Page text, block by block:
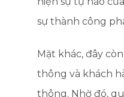
sự thành công
Mặt khác, đây
thông và khách
thông. Nhờ đó,